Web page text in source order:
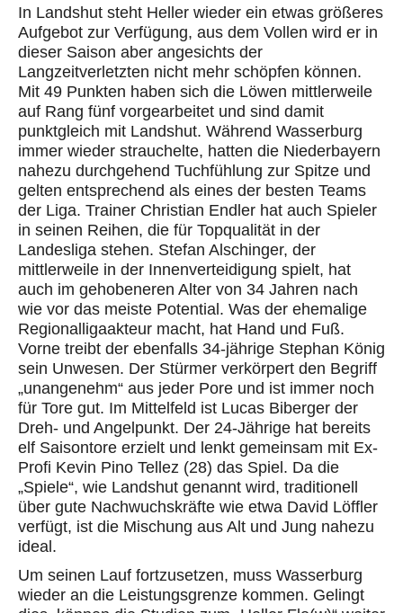
In Landshut steht Heller wieder ein etwas größeres
Aufgebot zur Verfügung, aus dem Vollen wird er in
dieser Saison aber angesichts der
Langzeitverletzten nicht mehr schöpfen können.
Mit 49 Punkten haben sich die Löwen mittlerweile
auf Rang fünf vorgearbeitet und sind damit
punktgleich mit Landshut. Während Wasserburg
immer wieder strauchelte, hatten die Niederbayern
nahezu durchgehend Tuchfühlung zur Spitze und
gelten entsprechend als eines der besten Teams
der Liga. Trainer Christian Endler hat auch Spieler
in seinen Reihen, die für Topqualität in der
Landesliga stehen. Stefan Alschinger, der
mittlerweile in der Innenverteidigung spielt, hat
auch im gehobeneren Alter von 34 Jahren nach
wie vor das meiste Potential. Was der ehemalige
Regionalligaakteur macht, hat Hand und Fuß.
Vorne treibt der ebenfalls 34-jährige Stephan König
sein Unwesen. Der Stürmer verkörpert den Begriff
„unangenehm“ aus jeder Pore und ist immer noch
für Tore gut. Im Mittelfeld ist Lucas Biberger der
Dreh- und Angelpunkt. Der 24-Jährige hat bereits
elf Saisontore erzielt und lenkt gemeinsam mit Ex-
Profi Kevin Pino Tellez (28) das Spiel. Da die
„Spiele“, wie Landshut genannt wird, traditionell
über gute Nachwuchskräfte wie etwa David Löffler
verfügt, ist die Mischung aus Alt und Jung nahezu
ideal.
Um seinen Lauf fortzusetzen, muss Wasserburg
wieder an die Leistungsgrenze kommen. Gelingt